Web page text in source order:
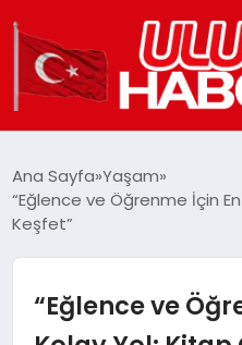
DÜNYA
SIYASET
Ana Sayfa Yaşam
“Eğlence ve Öğrenme İçin
Keşfet”
“Eğlence ve